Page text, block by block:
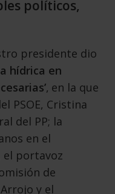
políticos,
presidente dio
hídrica en
, en la que
PSOE, Cristina
del PP; la
en el
el portavoz
de
y el